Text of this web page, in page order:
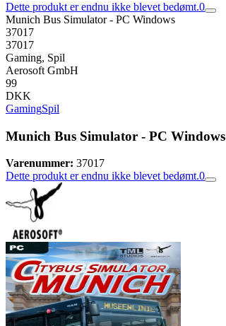
Dette produkt er endnu ikke blevet bedømt.0
Munich Bus Simulator - PC Windows
37017
37017
Gaming, Spil
Aerosoft GmbH
99
DKK
GamingSpil
Munich Bus Simulator - PC Windows
Varenummer: 37017
Dette produkt er endnu ikke blevet bedømt.0